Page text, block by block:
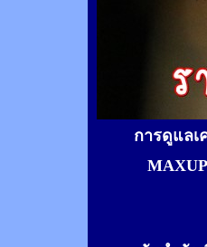
การดูแลเ